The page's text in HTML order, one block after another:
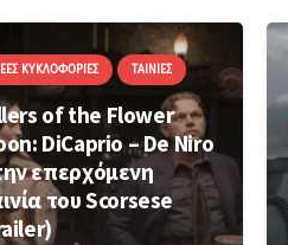
ΚΥΚΛΟΦΟΡΊΕΣ ΤΑΙΝΊΕΣ
of the Flower
DiCaprio – De Niro
επερχόμενη
του Scorsese